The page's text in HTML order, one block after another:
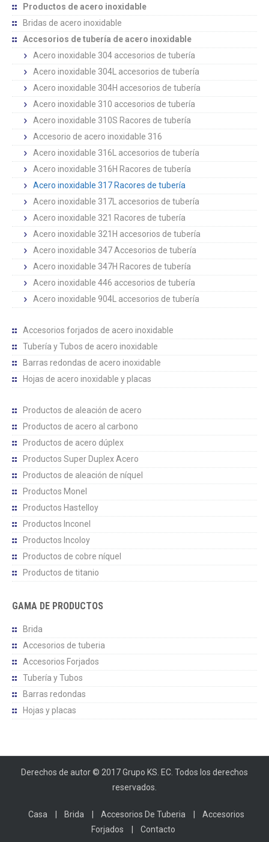
Productos de acero inoxidable
Bridas de acero inoxidable
Accesorios de tubería de acero inoxidable
Acero inoxidable 304 accesorios de tubería
Acero inoxidable 304L accesorios de tubería
Acero inoxidable 304H accesorios de tubería
Acero inoxidable 310 accesorios de tubería
Acero inoxidable 310S Racores de tubería
Accesorio de acero inoxidable 316
Acero inoxidable 316L accesorios de tubería
Acero inoxidable 316H Racores de tubería
Acero inoxidable 317 Racores de tubería
Acero inoxidable 317L accesorios de tubería
Acero inoxidable 321 Racores de tubería
Acero inoxidable 321H accesorios de tubería
Acero inoxidable 347 Accesorios de tubería
Acero inoxidable 347H Racores de tubería
Acero inoxidable 446 accesorios de tubería
Acero inoxidable 904L accesorios de tubería
Accesorios forjados de acero inoxidable
Tubería y Tubos de acero inoxidable
Barras redondas de acero inoxidable
Hojas de acero inoxidable y placas
Productos de aleación de acero
Productos de acero al carbono
Productos de acero dúplex
Productos Super Duplex Acero
Productos de aleación de níquel
Productos Monel
Productos Hastelloy
Productos Inconel
Productos Incoloy
Productos de cobre níquel
Productos de titanio
GAMA DE PRODUCTOS
Brida
Accesorios de tuberia
Accesorios Forjados
Tubería y Tubos
Barras redondas
Hojas y placas
Derechos de autor © 2017 Grupo KS. EC. Todos los derechos
reservados.
Casa Brida Accesorios De Tuberia
Accesorios
Forjados
Contacto